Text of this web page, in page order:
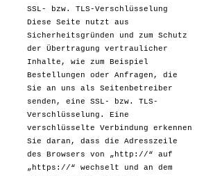
SSL- bzw. TLS-Verschlüsselung
Diese Seite nutzt aus
Sicherheitsgründen und zum Schutz
der Übertragung vertraulicher
Inhalte, wie zum Beispiel
Bestellungen oder Anfragen, die
Sie an uns als Seitenbetreiber
senden, eine SSL- bzw. TLS-
Verschlüsselung. Eine
verschlüsselte Verbindung erkennen
Sie daran, dass die Adresszeile
des Browsers von „http://“ auf
„https://“ wechselt und an dem